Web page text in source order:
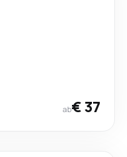
ab€ 37